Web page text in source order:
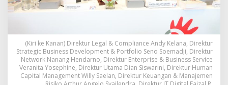
P
e
l
k
o
m
(Kiri ke Kanan) Direktur Legal & Compliance Andy Kelana, Direktur
Strategic Business Development & Portfolio Seno Soemadji, Direktur
Network Nanang Hendarno, Direktur Enterprise & Business Service
Veranita Yosephine, Direktur Utama Dian Siswarini, Direktur Human
Capital Management Willy Saelan, Direktur Keuangan & Manajemen